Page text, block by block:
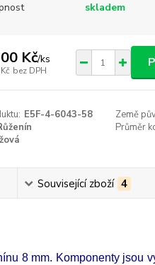
skladem
Kč/ks
bez DPH
E5F-4-6043-58 Země
Průměr
Související zboží 4
8 mm. Komponenty jsou